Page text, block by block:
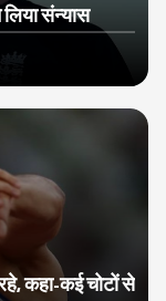
संन्यास
कहा-कई चोटों से